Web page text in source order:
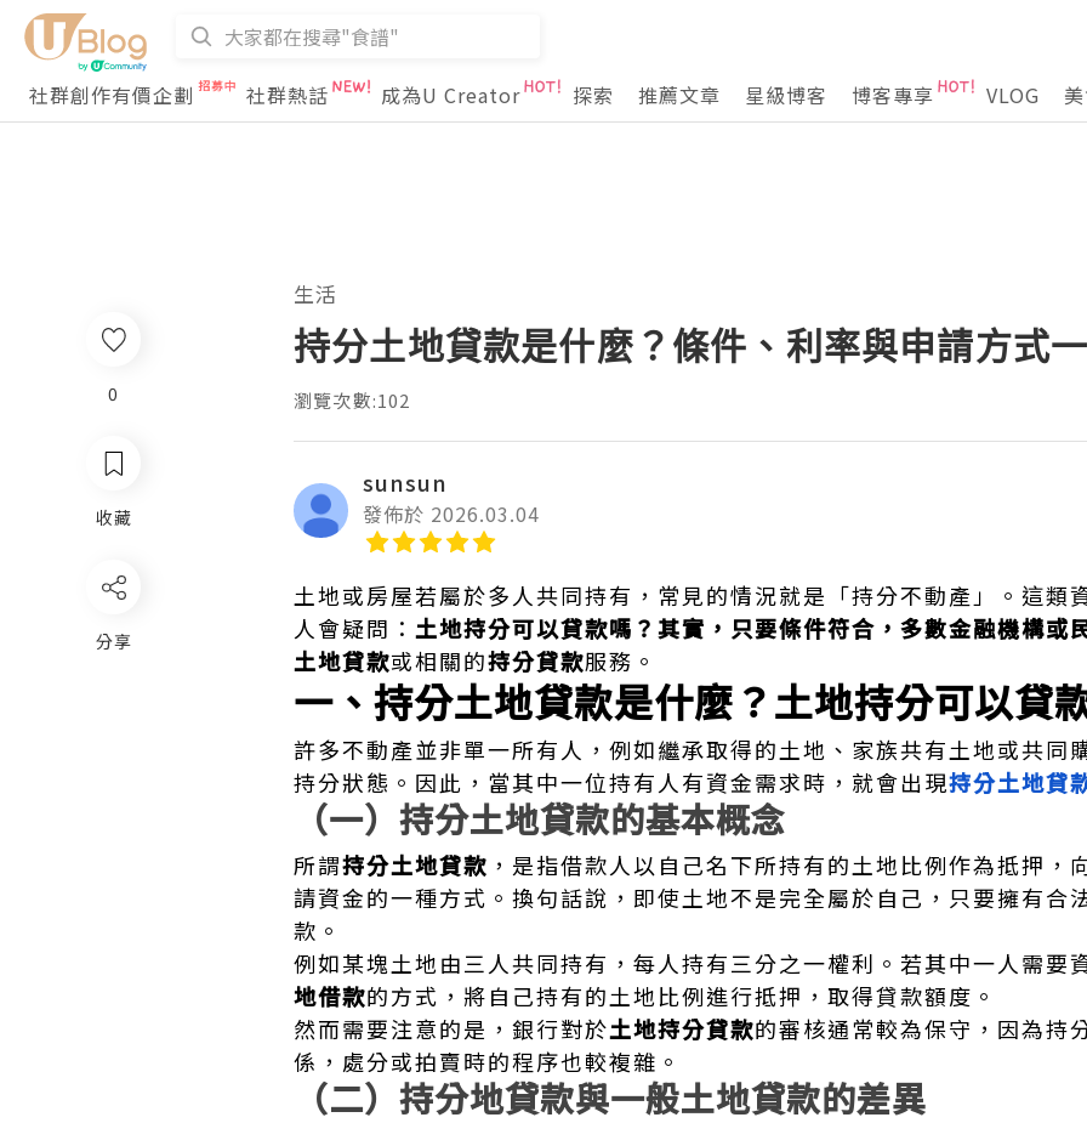
社群創作有價企劃
社群熱話 成為U Creator 探索 推薦文章 星級博客 博客專享 VLOG
生活
持分土地貸款是什麼？條件、利率與申請方式
瀏覽次數:102
sunsun
發佈於 2026.03.04
土地或房屋若屬於多人共同持有，常見的情況就是「持分不動產」。這類
人會疑問： 土地持分可以貸款嗎？其實，只要條件符合，多數金融機構或
土地貸款或相關的持分貸款服務。
一、持分土地貸款是什麼？土地持分可以貸
許多不動產並非單一所有人，例如繼承取得的土地、家族共有土地或共同
持分狀態。因此，當其中一位持有人有資金需求時，就會出現持分土地貸
（一）持分土地貸款的基本概念
所謂持分土地貸款 ，是指借款人以自己名下所持有的土地比例作為抵押，
請資金的一種方式。換句話說，即使土地不是完全屬於自己，只要擁有合
款。
例如某塊土地由三人共同持有，每人持有三分之一權利。若其中一人需要
地借款的方式，將自己持有的土地比例進行抵押，取得貸款額度。
然而需要注意的是，銀行對於土地持分貸款的審核通常較為保守，因為持
係，處分或拍賣時的程序也較複雜。
（二）持分地貸款與一般土地貸款的差異
0
收藏
分享